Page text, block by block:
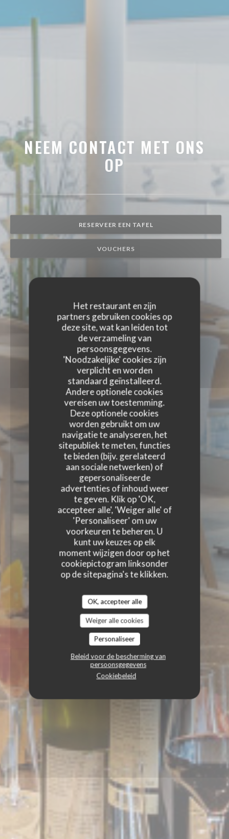
Het restaurant en zijn
partners gebruiken cookies op
deze site, wat kan leiden tot
de verzameling van
persoonsgegevens.
'Noodzakelijke' cookies zijn
verplicht en worden
standaard geïnstalleerd.
Andere optionele cookies
vereisen uw toestemming.
Deze optionele cookies
worden gebruikt om uw
navigatie te analyseren, het
sitepubliek te meten, functies
te bieden (bijv. gerelateerd
aan sociale netwerken) of
gepersonaliseerde
advertenties of inhoud weer
te geven. Klik op 'OK,
accepteer alle', 'Weiger alle' of
'Personaliseer' om uw
voorkeuren te beheren. U
kunt uw keuzes op elk
moment wijzigen door op het
cookiepictogram linksonder
op de sitepagina's te klikken.
OK, accepteer alle
Weiger alle cookies
Personaliseer
Beleid voor de bescherming van
persoonsgegevens
Cookiebeleid
NEEM CONTACT MET ONS
OP
RESERVEER EEN TAFEL
VOUCHERS